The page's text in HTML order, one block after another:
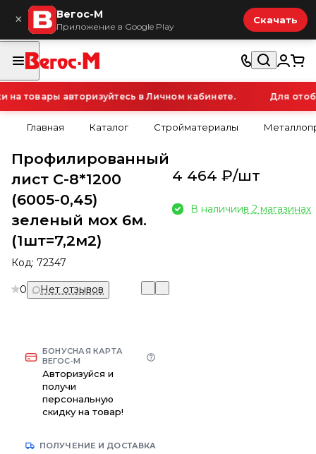
× Вегос-М
Приложение в Google Play
Скачать
товары авторизуйтесь в Личном кабинете. Для
Главная Каталог Стройматериалы
Профилированный
лист С-8*1200
(6005-0,45)
зеленый мох 6м.
(1шт=7,2м2)
Код: 72347
0 Нет отзывов
БОНУСНАЯ КАРТА
ВЕГОС-М
Авторизуйся и
получи
персональную
скидку на товар!
ПОЛУЧЕНИЕ И ДОСТАВКА
4 464 ₽/шт
В наличиив 2 магазинах